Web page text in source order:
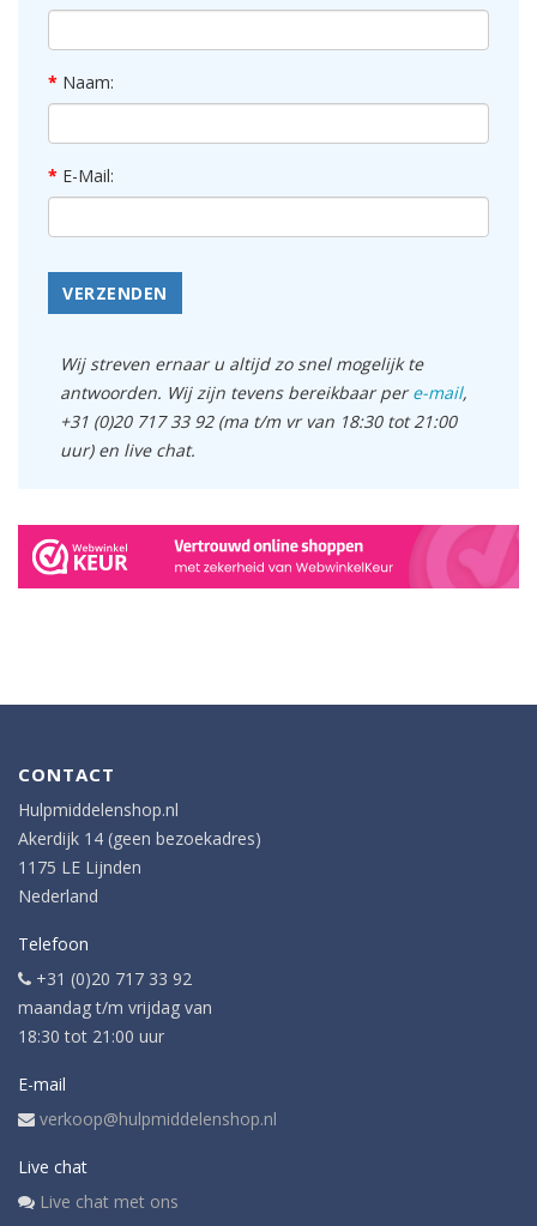
Naam:
E-Mail:
VERZENDEN
Wij streven ernaar u altijd zo snel mogelijk te
antwoorden. Wij zijn tevens bereikbaar pere-mail,
+31 (0)20 717 33 92 (ma t/m vr van 18:30 tot 21:00
uur) en live chat.
CONTACT
Hulpmiddelenshop.nl
Akerdijk 14 (geen bezoekadres)
1175 LE Lijnden
Nederland
Telefoon
+31 (0)20 717 33 92
maandag t/m vrijdag van
18:30 tot 21:00 uur
E-mail
verkoop@hulpmiddelenshop.nl
Live chat
Live chat met ons